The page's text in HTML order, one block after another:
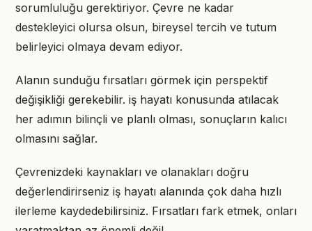
sorumluluğu gerektiriyor. Çevre ne kadar
destekleyici olursa olsun, bireysel tercih ve tutum
belirleyici olmaya devam ediyor.
Alanın sunduğu fırsatları görmek için perspektif
değişikliği gerekebilir. iş hayatı konusunda atılacak
her adımın bilinçli ve planlı olması, sonuçların kalıcı
olmasını sağlar.
Çevrenizdeki kaynakları ve olanakları doğru
değerlendirirseniz iş hayatı alanında çok daha hızlı
ilerleme kaydedebilirsiniz. Fırsatları fark etmek, onları